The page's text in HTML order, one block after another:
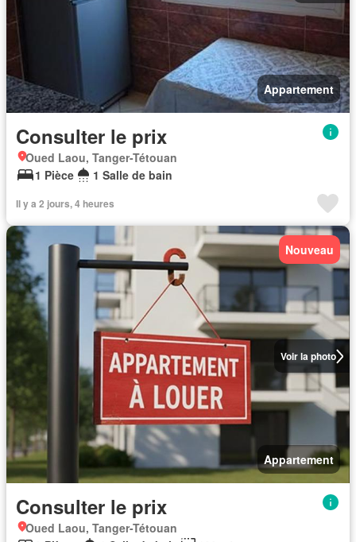
Appartement
Consulter le prix
Oued Laou, Tanger-Tétouan
1 Pièce
1 Salle de bain
Il y a 2 jours, 4 heures
Voir la photo
Nouveau
Appartement
Consulter le prix
Oued Laou, Tanger-Tétouan